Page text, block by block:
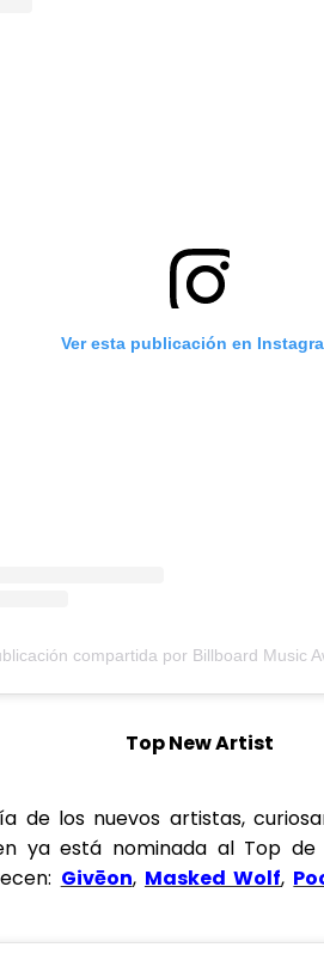
Ver esta publicación en
compartida por Billboard Music
Top New Artist
de los nuevos artistas,
ya está nominada al Top
Givēon, Masked Wolf,